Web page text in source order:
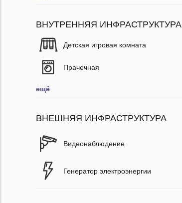
ВНУТРЕННЯЯ ИНФРАСТРУКТУРА
Детская игровая комната
Прачечная
ещё
ВНЕШНЯЯ ИНФРАСТРУКТУРА
Видеонаблюдение
Генератор электроэнергии